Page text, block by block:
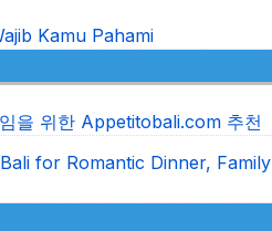
Kamu Pahami
을 위한 Appetitobali.com 추천
for Romantic Dinner, Family